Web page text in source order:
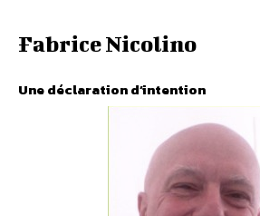
Fabrice Nicolino
Une déclaration d’intention